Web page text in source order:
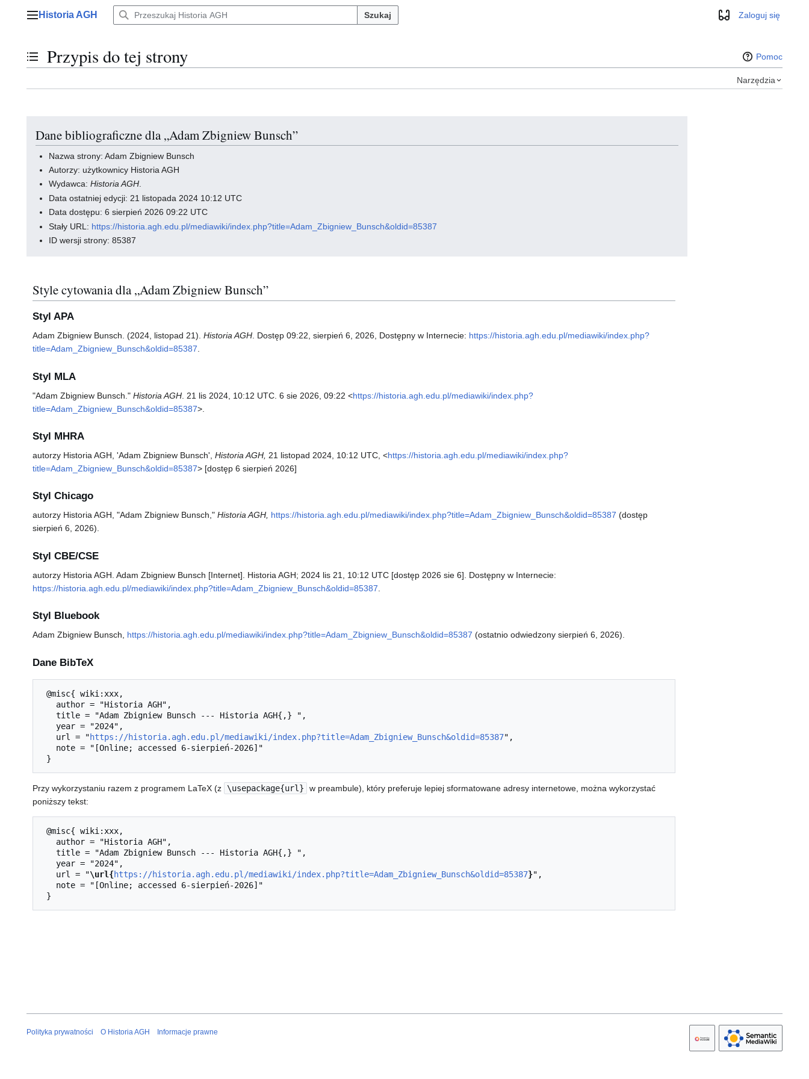
Menu główne
Historia AGH Szukaj WyglądZaloguj się
Przełącz stan spisu treści
Przypis do tej strony Pomoc
Narzędzia
Dane bibliograficzne dla „Adam Zbigniew Bunsch”
Nazwa strony: Adam Zbigniew Bunsch
Autorzy: użytkownicy Historia AGH
Wydawca:Historia AGH.
Data ostatniej edycji: 21 listopada 2024 10:12 UTC
Data dostępu: 6 sierpień 2026 09:22 UTC
Stały URL: https://historia.agh.edu.pl/mediawiki/index.php?title=Adam_Zbigniew_Bunsch&oldid=85387
ID wersji strony: 85387
Style cytowania dla „Adam Zbigniew Bunsch”
Styl APA
Adam Zbigniew Bunsch. (2024, listopad 21). Historia AGH. Dostęp 09:22, sierpień 6, 2026, Dostępny w Internecie: https://historia.agh.edu.pl/mediawiki/index.php?
title=Adam_Zbigniew_Bunsch&oldid=85387.
Styl MLA
"Adam Zbigniew Bunsch." Historia AGH . 21 lis 2024, 10:12 UTC. 6 sie 2026, 09:22 <https://historia.agh.edu.pl/mediawiki/index.php?
title=Adam_Zbigniew_Bunsch&oldid=85387>.
Styl MHRA
autorzy Historia AGH, 'Adam Zbigniew Bunsch', Historia AGH, 21 listopad 2024, 10:12 UTC, <https://historia.agh.edu.pl/mediawiki/index.php?
title=Adam_Zbigniew_Bunsch&oldid=85387> [dostęp 6 sierpień 2026]
Styl Chicago
autorzy Historia AGH, "Adam Zbigniew Bunsch," Historia AGH, https://historia.agh.edu.pl/mediawiki/index.php?title=Adam_Zbigniew_Bunsch&oldid=85387 (dostęp
sierpień 6, 2026).
Styl CBE/CSE
autorzy Historia AGH. Adam Zbigniew Bunsch [Internet]. Historia AGH; 2024 lis 21, 10:12 UTC [dostęp 2026 sie 6]. Dostępny w Internecie:
https://historia.agh.edu.pl/mediawiki/index.php?title=Adam_Zbigniew_Bunsch&oldid=85387
Styl Bluebook
Adam Zbigniew Bunsch, https://historia.agh.edu.pl/mediawiki/index.php?title=Adam_Zbigniew_Bunsch&oldid=85387 (ostatnio odwiedzony sierpień 6, 2026).
Dane BibTeX
   url = "
https://historia.agh.edu.pl/mediawiki/index.php?title=Adam_Zbigniew_Bunsch&oldid=85387",
Przy wykorzystaniu razem z programem LaTeX (z \usepackage{url}
w preambule), który preferuje lepiej sformatowane adresy internetowe, można wykorzystać
poniższy tekst:
   url = "
\url{https://historia.agh.edu.pl/mediawiki/index.php?title=Adam_Zbigniew_Bunsch&oldid=85387}",
Polityka prywatności O Historia AGH Informacje prawne